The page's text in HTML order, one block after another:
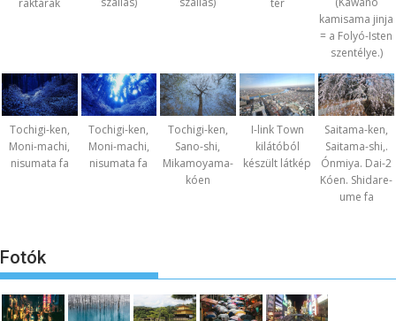
raktárak
tér
kamisama jinja
= a Folyó-Isten
szentélye.)
Tochigi-ken,
Moni-machi,
nisumata fa
Tochigi-ken,
Moni-machi,
nisumata fa
Tochigi-ken,
Sano-shi,
Mikamoyama-
kóen
I-link Town
kilátóból
készült látkép
Saitama-ken,
Saitama-shi,.
Ónmiya. Dai-2
Kóen. Shidare-
ume fa
Fotók